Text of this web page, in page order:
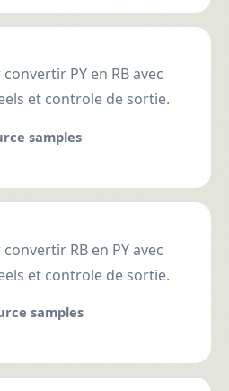
PY en RB avec
et controle de sortie.
samples
RB en PY avec
et controle de sortie.
samples